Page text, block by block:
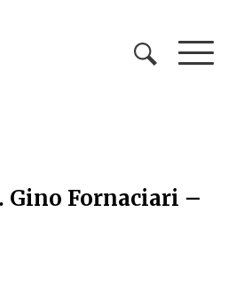
Gino Fornaciari –
Gino Fornaciari – 2